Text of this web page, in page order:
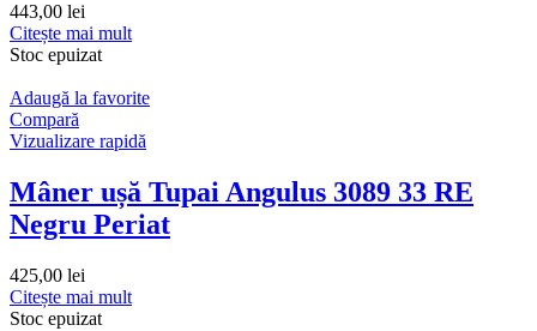
443,00 lei
Citește mai mult
Stoc epuizat
Adaugă la favorite
Compară
Vizualizare rapidă
Mâner ușă Tupai Angulus 3089 33 RE
Negru Periat
425,00 lei
Citește mai mult
Stoc epuizat